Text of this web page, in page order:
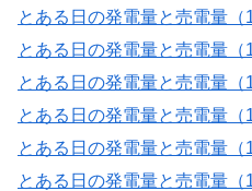
とある日の発電量と売電量（
とある日の発電量と売電量（
とある日の発電量と売電量（
とある日の発電量と売電量（
とある日の発電量と売電量（
とある日の発電量と売電量（